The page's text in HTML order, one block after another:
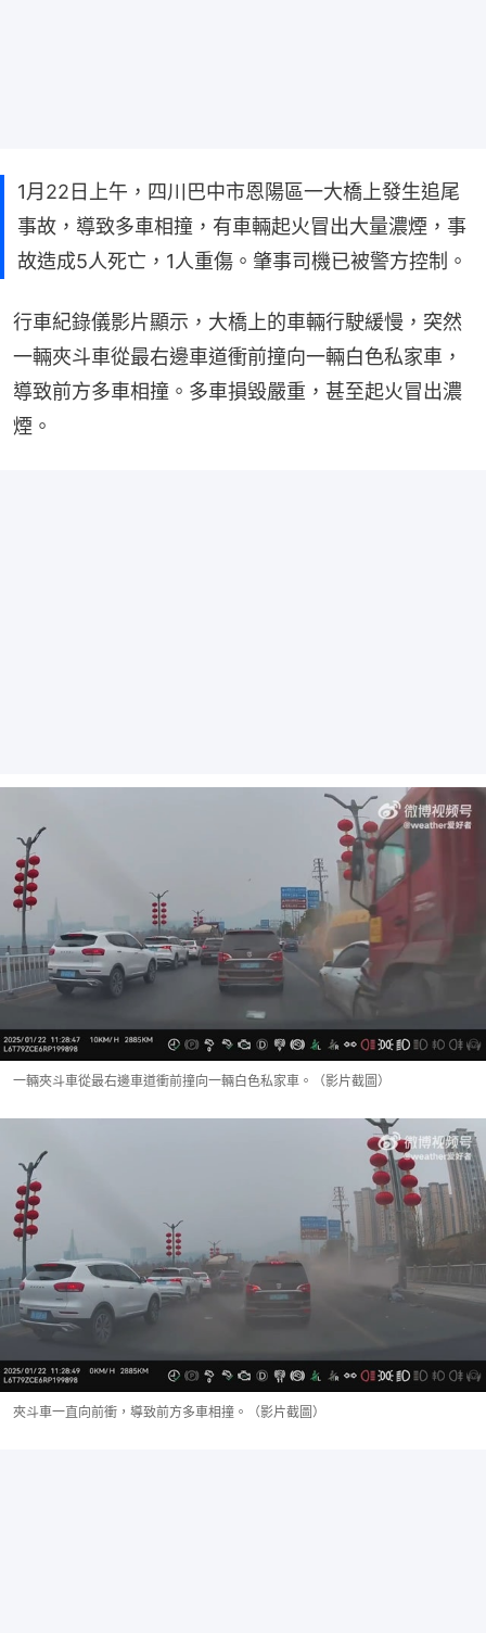
1月22日上午，四川巴中市恩陽區一大橋上發生追尾
事故，導致多車相撞，有車輛起火冒出大量濃煙，事
故造成5人死亡，1人重傷。肇事司機已被警方控制。
行車紀錄儀影片顯示，大橋上的車輛行駛緩慢，突然
一輛夾斗車從最右邊車道衝前撞向一輛白色私家車，
導致前方多車相撞。多車損毀嚴重，甚至起火冒出濃
煙。
一輛夾斗車從最右邊車道衝前撞向一輛白色私家車。（影片截圖）
夾斗車一直向前衝，導致前方多車相撞。（影片截圖）